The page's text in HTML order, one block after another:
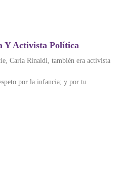
Y Activista Política
Carla Rinaldi, también era activista
por la infancia; y por tu